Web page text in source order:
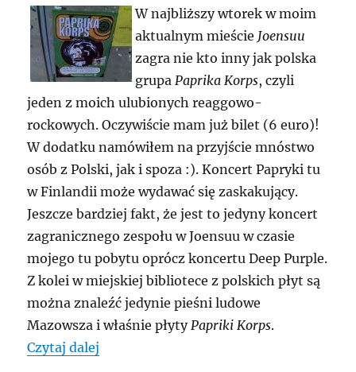
W najbliższy wtorek w moim
aktualnym mieście Joensuu
zagra nie kto inny jak polska
grupaPaprika Korps, czyli
jeden z moich ulubionych reaggowo-
rockowych. Oczywiście mam już bilet (6 euro)!
W dodatku namówiłem na przyjście mnóstwo
osób z Polski, jak i spoza :). Koncert Papryki tu
w Finlandii może wydawać się zaskakujący.
Jeszcze bardziej fakt, że jest to jedyny koncert
zagranicznego zespołu w Joensuu w czasie
mojego tu pobytu oprócz koncertu Deep Purple.
Z kolei w miejskiej bibliotece z polskich płyt są
można znaleźć jedynie pieśni ludowe
Mazowsza i właśnie płytyPapriki Korps.
Czytaj dalej